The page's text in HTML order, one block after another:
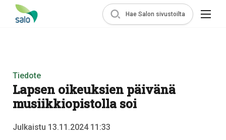
Hae Salon sivustoilta
Tiedote
Lapsen oikeuksien päivänä
musiikkiopistolla soi
Julkaistu 13.11.2024 11:33